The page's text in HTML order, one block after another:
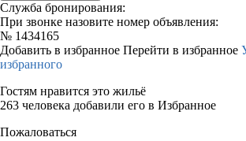
Служба бронирования:
При звонке назовите номер объявления:
№ 1434165
Добавить в избранное Перейти в избранное
избранного
Гостям нравится это жильё
263 человека добавили его в Избранное
Пожаловаться